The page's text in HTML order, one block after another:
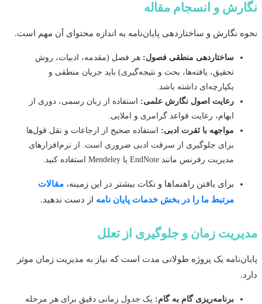
و انسجام مقاله
نگارش و ساختاردهی پایان‌نامه به اندازه محتوای آن مهم است.
ساختاردهی منطقی فصول:هر فصل (مقدمه، ادبیات، روش
تحقیق، یافته‌ها، بحث و نتیجه‌گیری) باید جریان منطقی و
یکپارچه‌ای داشته باشد.
رعایت اصول نگارش علمی:استفاده از زبان رسمی، دوری از
ابهام، رعایت قواعد گرامری و املایی.
مواجهه با ثقرت ادبی: استفاده صحیح از ارجاعات و نقل قول‌ها
برای جلوگیری از سرقت ادبی ضروری است. از نرم‌افزارهای
مدیریت رفرنس مانند EndNote یا Mendeley استفاده کنید.
برای یافتن راهنماها و نکات بیشتر در این زمینه،مقالات
مرتبط ما را در بخش خدمات پایان نامهاز دست ندهید.
زمان و جلوگیری از تعلل
یک پروژه طولانی مدت است که نیاز به مدیریت زمان موثر
برنامه‌ریزی گام به گام:یک جدول زمانی دقیق برای هر مرحله